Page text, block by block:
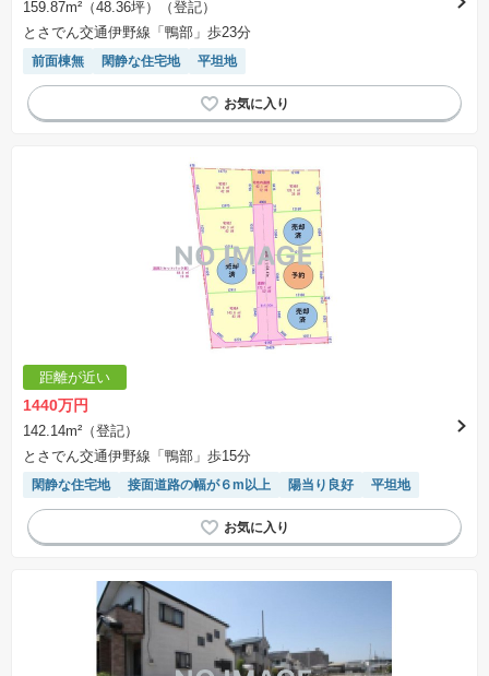
不動産会社によって表記有無が異なるため、ご自身で十分な確認をしていただくようにお願い
いたします。
場合があります。
159.87m²（48.36坪）（登記）
とさでん交通伊野線「鴨部」歩23分
前面棟無 閑静な住宅地 平坦地
距離が近い
1440万円
142.14m²（登記）
とさでん交通伊野線「鴨部」歩15分
閑静な住宅地 接面道路の幅が６m以上 陽当り良好 平坦地